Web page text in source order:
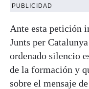
PUBLICIDAD
Ante esta petición
Junts per
ordenado silencio
de la formación y
sobre el mensaje